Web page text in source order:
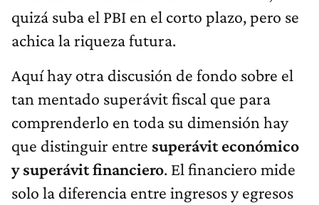
quizá suba el PBI en el corto plazo, pero se
achica la riqueza futura.
Aquí hay otra discusión de fondo sobre el
tan mentado superávit fiscal que para
comprenderlo en toda su dimensión hay
que distinguir entre superávit económico
y superávit financiero. El financiero mide
solo la diferencia entre ingresos y egresos